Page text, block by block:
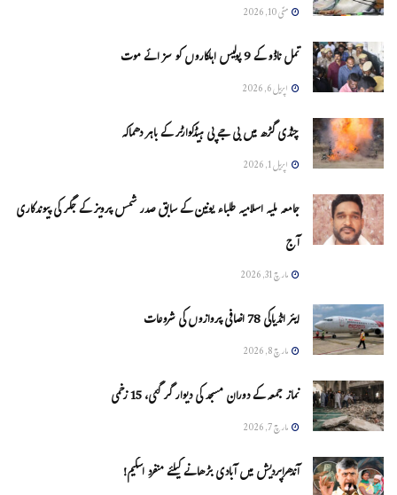
مئی 10, 2026
تمل ناڈو کے 9 پولیس اہلکاروں کو سزائے موت
اپریل 6, 2026
چنڈی گڑھ میں بی جے پی ہیڈکوارٹر کے باہر دھماکہ
اپریل 1, 2026
جامعہ ملیہ اسلامیہ طلباء یونین کے سابق صدر شمس پرویز کے جگر کی پیوندکاری
آج
مارچ 31, 2026
ایئر انڈیاکی 78 اضافی پروازوں کی شروعات
مارچ 8, 2026
نماز جمعہ کے دوران مسجد کی دیوار گر گئی، 15 زخمی
مارچ 7, 2026
آندھراپردیش میں آبادی بڑھانے کیلئے منفرد اسکیم!